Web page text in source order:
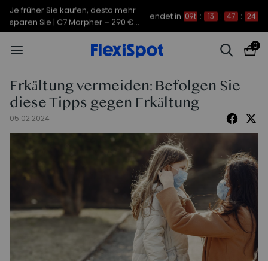
Je früher Sie kaufen, desto mehr
sparen Sie | C7 Morpher – 290 €
Rabatt
endet in 09t : 13 : 47 : 24
0
Erkältung vermeiden: Befolgen Sie
diese Tipps gegen Erkältung
05.02.2024